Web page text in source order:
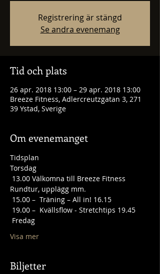
Registrering är stängd
Se andra evenemang
Tid och plats
26 apr. 2018 13:00 – 29 apr. 2018 13:00
Breeze Fitness, Adlercreutzgatan 3, 271
39 Ystad, Sverige
Om evenemanget
Tidsplan
19.00 –  Kvällsflow - Stretchtips 19.45
Visa mer
Biljetter